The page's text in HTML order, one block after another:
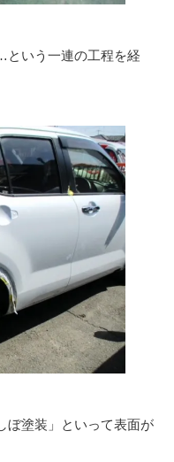
いう一連の工程を経
ぼ塗装」といって表面が